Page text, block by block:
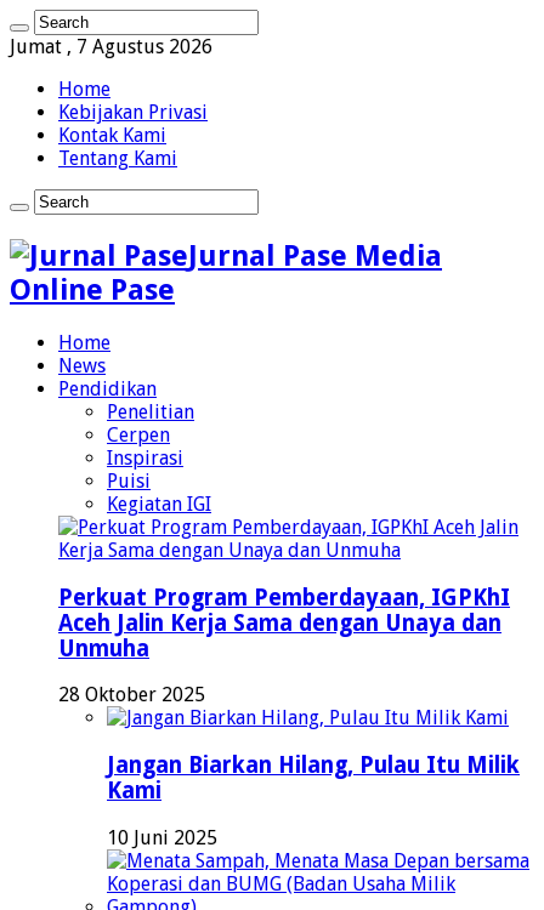
Jumat , 7 Agustus 2026
Home
Kebijakan Privasi
Kontak Kami
Tentang Kami
Jurnal Pase Media
Online Pase
Home
News
Pendidikan
Penelitian
Cerpen
Inspirasi
Puisi
Kegiatan IGI
Perkuat Program Pemberdayaan, IGPKhI
Aceh Jalin Kerja Sama dengan Unaya dan
Unmuha
28 Oktober 2025
Jangan Biarkan Hilang, Pulau Itu Milik
Kami
10 Juni 2025